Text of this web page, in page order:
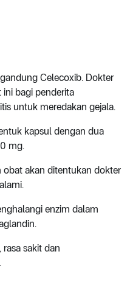
Celecoxib. Dokter
bagi penderita
untuk meredakan gejala.
kapsul dengan dua
mg.
obat akan ditentukan dokter
enzim dalam
sakit dan